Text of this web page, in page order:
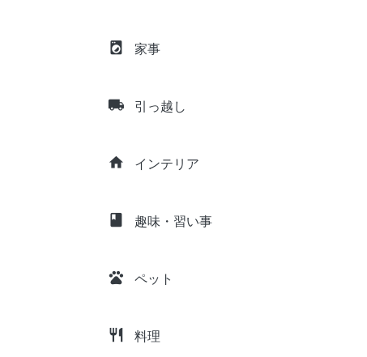
local_laundry_service 家事
local_shipping 引っ越し
home インテリア
class 趣味・習い事
pets ペット
restaurant 料理